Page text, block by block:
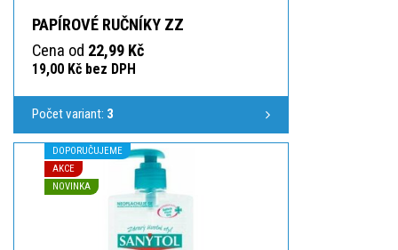
PAPÍROVÉ RUČNÍKY ZZ
Cena od 22,99 Kč
19,00 Kč bez DPH
Počet variant: 3
DOPORUČUJEME
AKCE
NOVINKA